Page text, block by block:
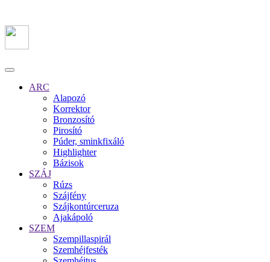
ARC
Alapozó
Korrektor
Bronzosító
Pirosító
Púder, sminkfixáló
Highlighter
Bázisok
SZÁJ
Rúzs
Szájfény
Szájkontúrceruza
Ajakápoló
SZEM
Szempillaspirál
Szemhéjfesték